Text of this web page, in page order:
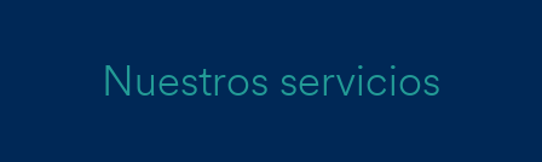
Nuestros servicios